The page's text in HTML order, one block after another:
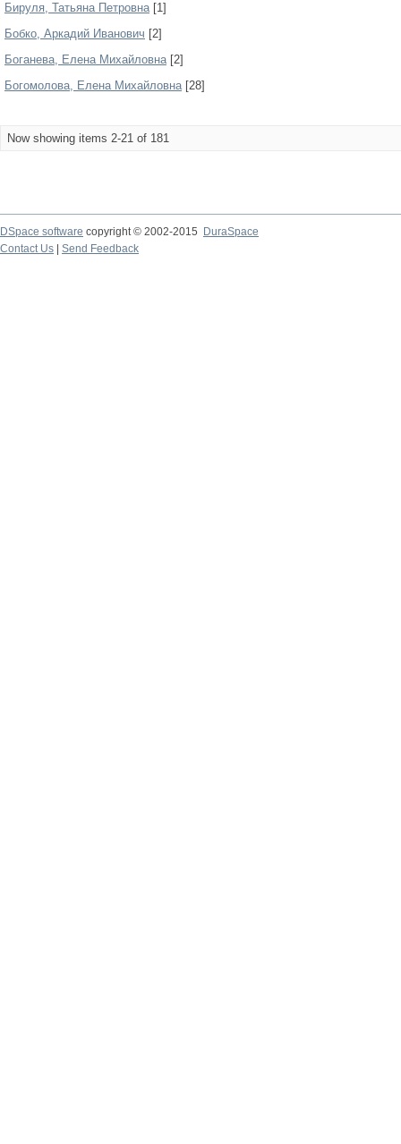
Бируля, Татьяна Петровна[1]
Бобко, Аркадий Иванович [2]
Боганева, Елена Михайловна[2]
Богомолова, Елена Михайловна[28]
Now showing items 2-21 of 181
DSpace software copyright © 2002-2015
DuraSpace
Contact Us
Send Feedback